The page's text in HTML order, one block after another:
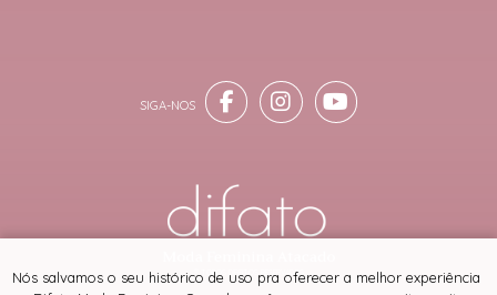
® TODOS DIREITOS RESERVADOS
Nós salvamos o seu histórico de uso pra oferecer a melhor experiência